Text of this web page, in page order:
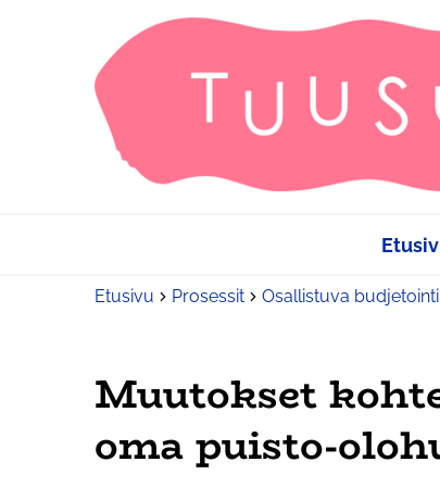
Etusivu Prosessit Osallistuva budjetointi
Muutokset
oma puisto-